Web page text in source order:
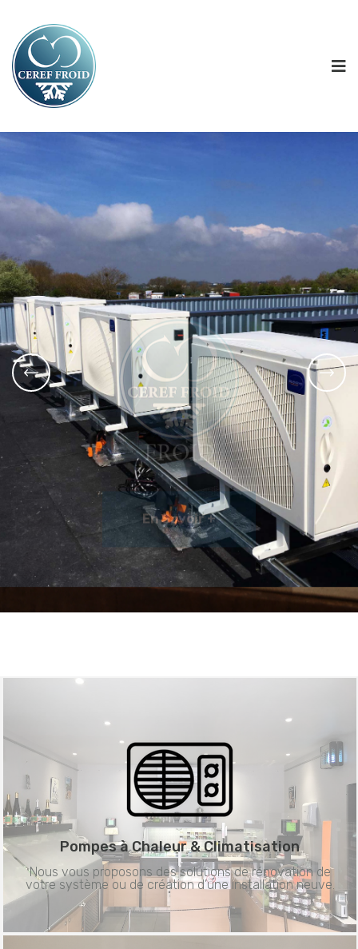
En Savoir +
FROID
En Savoir +
Pompes à Chaleur &Climatisation
Nous vous proposons des solutions de rénovation de
votre système ou de création d’une installation neuve.